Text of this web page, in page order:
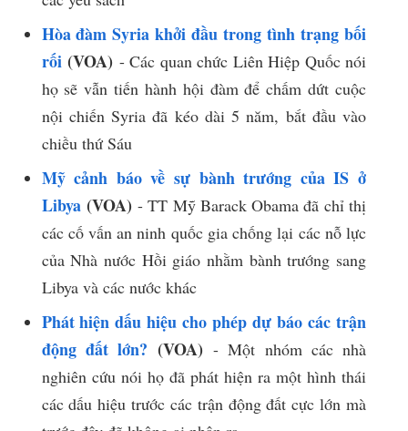
Hòa đàm Syria khởi đầu trong tình trạng bối
rối(VOA) - Các quan chức Liên Hiệp Quốc nói
họ sẽ vẫn tiến hành hội đàm để chấm dứt cuộc
nội chiến Syria đã kéo dài 5 năm, bắt đầu vào
chiều thứ Sáu
Mỹ cảnh báo về sự bành trướng của IS ở
Libya(VOA) - TT Mỹ Barack Obama đã chỉ thị
các cố vấn an ninh quốc gia chống lại các nỗ lực
của Nhà nước Hồi giáo nhằm bành trướng sang
Libya và các nước khác
Phát hiện dấu hiệu cho phép dự báo các trận
động đất lớn? (VOA) - Một nhóm các nhà
nghiên cứu nói họ đã phát hiện ra một hình thái
các dấu hiệu trước các trận động đất cực lớn mà